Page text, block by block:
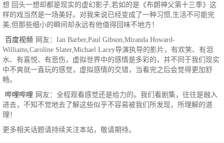
想 回头一想却都是现实的虚幻影子,若如的是《布朗神父第十三季》这
样的戏当然是一场美好。对我来说已经变成了一种习惯,生活不可能完
美,但那些细小的瞬间却永远有他值得回味不地方！
百度视频 网友：Ian Barber,Paul Gibson,Miranda Howard-
Williams,Caroline Slater,Michael Lacey导演执导的影片，有欢笑、有泪
水、有喜悦、有悲伤，虚拟世界中的感情是多彩的，并不同于我们现实
中不爽就一直玩的感觉，虚拟感情的交错，当看完之后会觉得更加舒
畅。
哔哩哔哩 网友：全程观看感觉还是给力的。我们看剧集，往往是融入
进去，不知不觉地去了解这些似乎不容易被我们所发现，所理解的道
理！
更多相关话题请持续关注本站，敬请期待。